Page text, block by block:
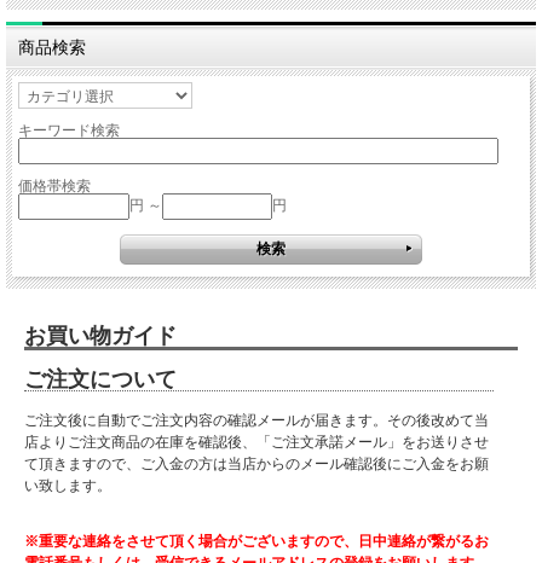
商品検索
キーワード検索
価格帯検索
円 ～
円
お買い物ガイド
ご注文について
ご注文後に自動でご注文内容の確認メールが届きます。その後改めて当
店よりご注文商品の在庫を確認後、「ご注文承諾メール」をお送りさせ
て頂きますので、ご入金の方は当店からのメール確認後にご入金をお願
い致します。
※重要な連絡をさせて頂く場合がございますので、日中連絡が繋がるお